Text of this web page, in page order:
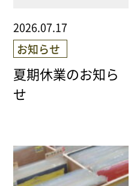
会社案内
NEWS
Attach system公式サイト
マイアカウント
2026.07.17
お知らせ
夏期休業のお知ら
せ